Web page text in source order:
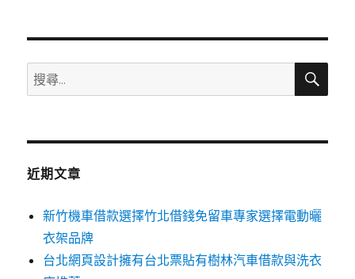
搜
尋
鍵
搜
近期文章
新竹機車借款選擇竹北借錢免留車專家選擇電動曬
衣架品牌
台北網頁設計擁有台北票貼有樹林汽車借款與洗衣